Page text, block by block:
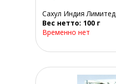
Сахул Индия Лимитед
Вес нетто: 100 г
Временно нет